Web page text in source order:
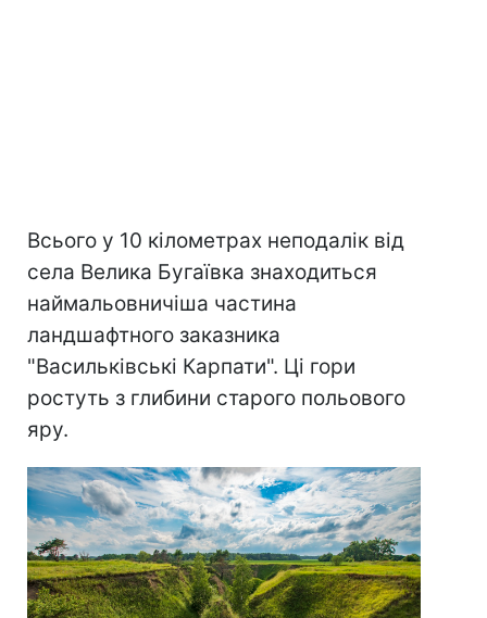
Всього у 10 кілометрах неподалік від
села Велика Бугаївка знаходиться
наймальовничіша частина
ландшафтного заказника
"Васильківські Карпати". Ці гори
ростуть з глибини старого польового
яру.